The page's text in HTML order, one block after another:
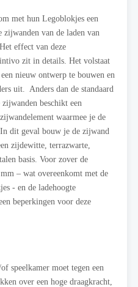
met hun Legoblokjes een
van de laden van
effect van deze
zit in details. Het volstaat
nieuw ontwerp te bouwen en
uit. Anders dan de standaard
beschikt een
waarmee je de
dit geval bouw je de zijwand
zijdewitte, terrazwarte,
basis. Voor zover de
– wat overeenkomt met de
- en de ladehoogte
beperkingen voor deze
speelkamer moet tegen een
over een hoge draagkracht,